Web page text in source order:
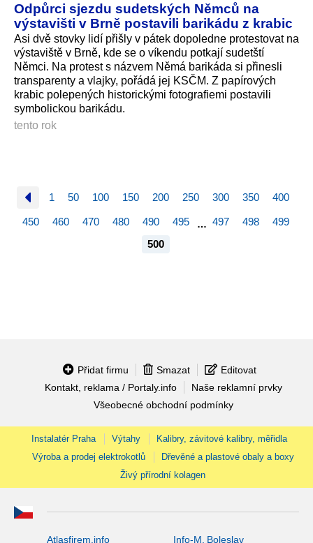
Odpůrci sjezdu sudetských Němců na
výstavišti v Brně postavili barikádu z krabic
Asi dvě stovky lidí přišly v pátek dopoledne protestovat na
výstaviště v Brně, kde se o víkendu potkají sudetští
Němci. Na protest s názvem Němá barikáda si přinesli
transparenty a vlajky, pořádá jej KSČM. Z papírových
krabic polepených historickými fotografiemi postavili
symbolickou barikádu.
tento rok
1 50 100 150 200 250 300 350 400
450 460 470 480 490 495 … 497 498
499
500
Přidat firmu Smazat
Editovat
Kontakt, reklama / Portaly.info
Naše reklamní prvky
Všeobecné obchodní podmínky
Instalatér Praha Výtahy
Kalibry, závitové kalibry, měřidla
Výroba a prodej elektrokotlů
Dřevěné a plastové obaly a boxy
Živý přírodní kolagen
Atlasfirem.info
Info-M. Boleslav